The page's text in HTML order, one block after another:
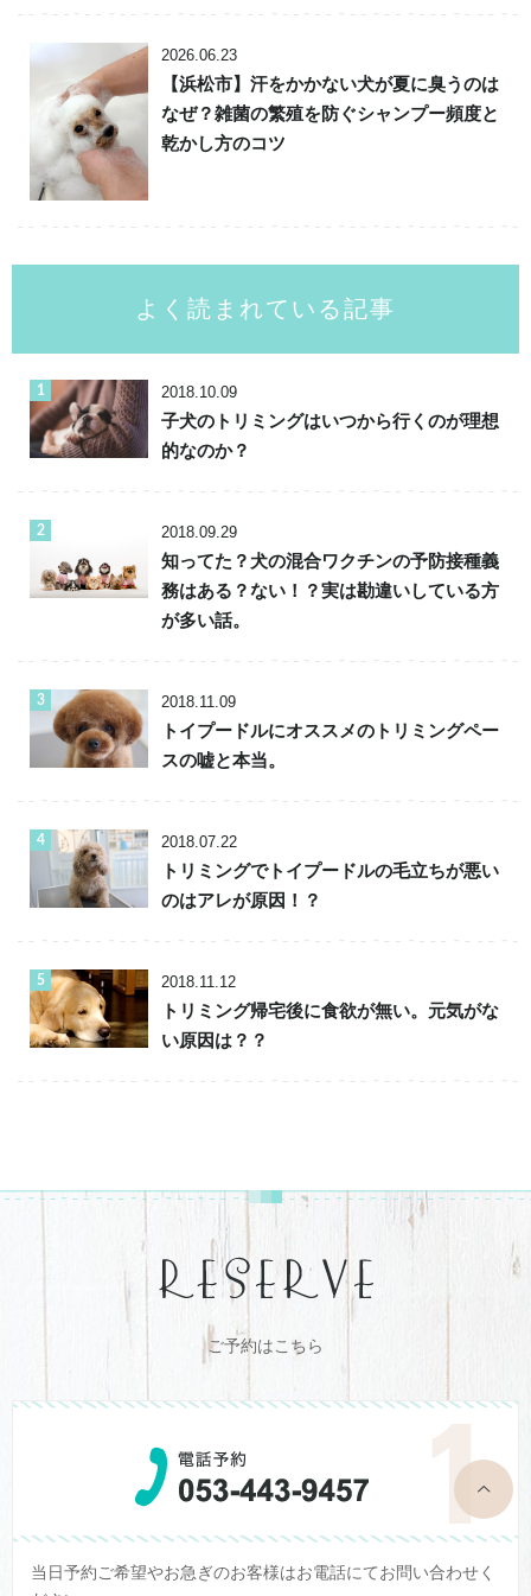
2026.06.23
【浜松市】汗をかかない犬が夏に臭うのは
なぜ？雑菌の繁殖を防ぐシャンプー頻度と
乾かし方のコツ
よく読まれている記事
2018.10.09
子犬のトリミングはいつから行くのが理想
的なのか？
2018.09.29
知ってた？犬の混合ワクチンの予防接種義
務はある？ない！？実は勘違いしている方
が多い話。
2018.11.09
トイプードルにオススメのトリミングペー
スの嘘と本当。
2018.07.22
トリミングでトイプードルの毛立ちが悪い
のはアレが原因！？
2018.11.12
トリミング帰宅後に食欲が無い。元気がな
い原因は？？
ご予約はこちら
当日予約ご希望やお急ぎのお客様はお電話にてお問い合わせく
top